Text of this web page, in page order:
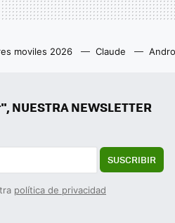
moviles 2026 Claude
NEWSLETTER
SUSCRIBIR
política de privacidad